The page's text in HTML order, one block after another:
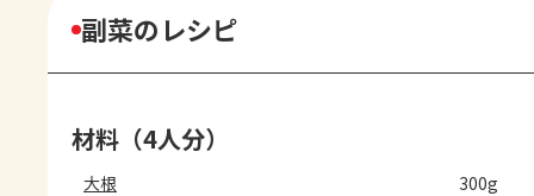
副菜のレシピ
材料（4人分）
大根 300g